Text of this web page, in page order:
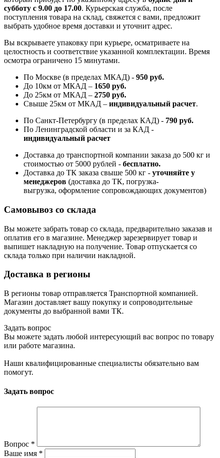
субботу с 9.00 до 17.00. Курьерская служба, после
поступления товара на склад, свяжется с вами, предложит
выбрать удобное время доставки и уточнит адрес.
Вы вскрываете упаковку при курьере, осматриваете на
целостность и соответствие указанной комплектации. Время
осмотра ограничено 15 минутами.
По Москве (в пределах МКАД) - 950 руб.
До 10км от МКАД – 1650 руб.
До 25км от МКАД – 2750 руб.
Свыше 25км от МКАД – индивидуальный расчет.
По Санкт-Петербургу (в пределах КАД) - 790 руб.
По Ленинградской области и за КАД -
индивидуальный расчет
Доставка до транспортной компании заказа до 500 кг и
стоимостью от 5000 рублей - бесплатно.
Доставка до ТК заказа свыше 500 кг - уточняйте у
менеджеров (доставка до ТК, погрузка-
выгрузка, оформление сопровождающих документов)
Самовывоз со склада
Вы можете забрать товар со склада, предварительно заказав и
оплатив его в магазине. Менеджер зарезервирует товар и
выпишет накладную на получение. Товар отпускается со
склада только при наличии накладной.
Доставка в регионы
В регионы товар отправляется Транспортной компанией.
Магазин доставляет вашу покупку и сопроводительные
документы до выбранной вами ТК.
Задать вопрос
Вы можете задать любой интересующий вас вопрос по товару
или работе магазина.
Наши квалифицированные специалисты обязательно вам
помогут.
Задать вопрос
Вопрос *
Ваше имя *